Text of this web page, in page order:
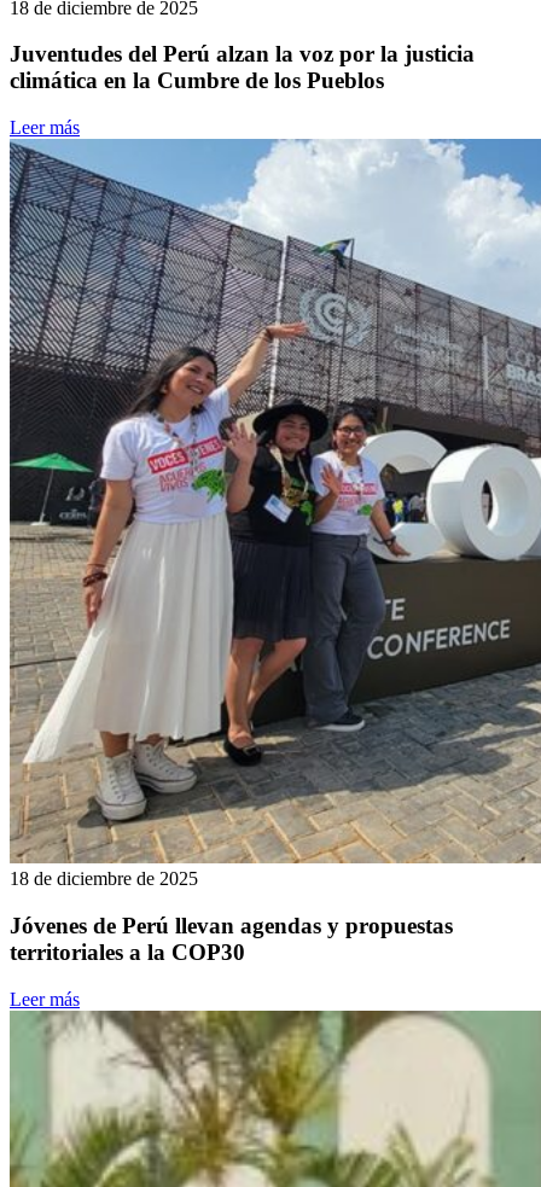
18 de diciembre de 2025
Juventudes del Perú alzan la voz por la justicia
climática en la Cumbre de los Pueblos
Leer más
18 de diciembre de 2025
Jóvenes de Perú llevan agendas y propuestas
territoriales a la COP30
Leer más